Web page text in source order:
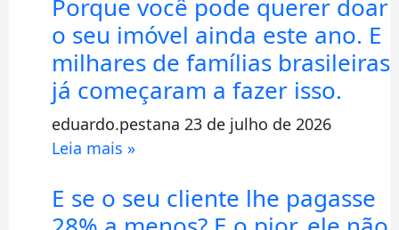
Porque você pode querer doar
o seu imóvel ainda este ano. E
milhares de famílias brasileiras
já começaram a fazer isso.
eduardo.pestana 23 de julho de 2026
Leia mais »
E se o seu cliente lhe pagasse